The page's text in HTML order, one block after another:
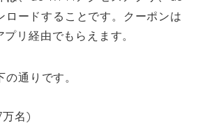
ロードすることです。クーポンは
リ経由でもらえます。
通りです。
名)